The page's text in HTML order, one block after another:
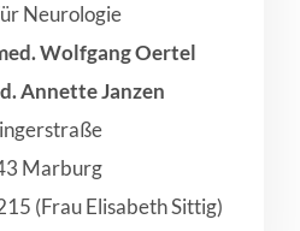
Neurologie
Wolfgang Oertel
Annette Janzen
Marburg
(Frau Elisabeth Sittig)